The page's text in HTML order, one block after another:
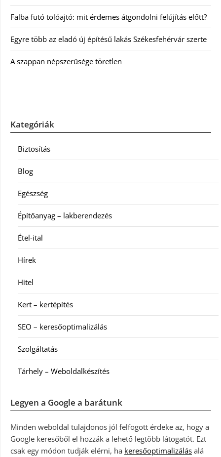
Falba futó tolóajtó: mit érdemes átgondolni felújítás előtt?
Egyre több az eladó új építésű lakás Székesfehérvár szerte
A szappan népszerűsége töretlen
Kategóriák
Biztosítás
Blog
Egészség
Építőanyag – lakberendezés
Étel-ital
Hírek
Hitel
Kert – kertépítés
SEO – keresőoptimalizálás
Szolgáltatás
Tárhely – Weboldalkészítés
Legyen a Google a barátunk
Minden weboldal tulajdonos jól felfogott érdeke az, hogy a
Google keresőből el hozzák a lehető legtöbb látogatót. Ezt
csak egy módon tudják elérni, ha keresőoptimalizálás alá